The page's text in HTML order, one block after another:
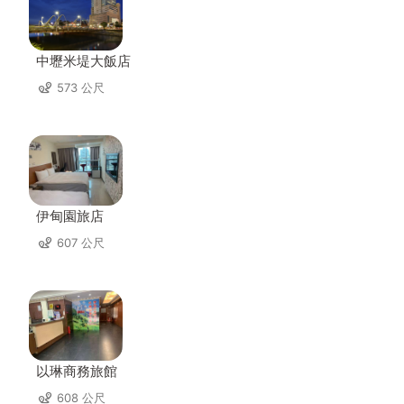
中壢米堤大飯店
573 公尺
伊甸園旅店
607 公尺
以琳商務旅館
608 公尺